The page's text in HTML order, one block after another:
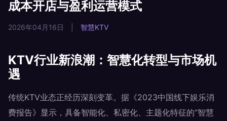
成本开店与盈利运营模式
2026年04月16日 智慧KTV
KTV行业新浪潮：智慧化转型与市场机
遇
传统KTV业态正经历深刻变革。据《2023中国线下娱乐消
费报告》显示，具备智能化、私密化、主题化特征的“智慧